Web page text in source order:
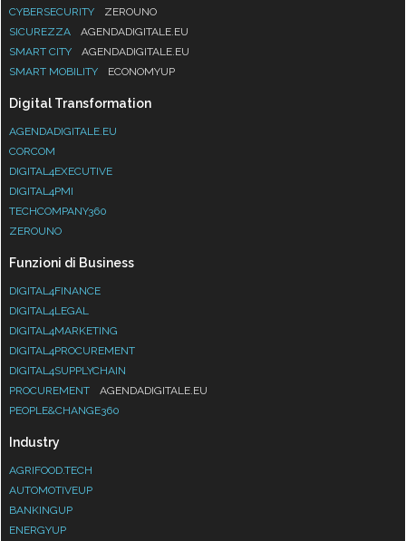
CYBERSECURITY
ZEROUNO
SICUREZZA
AGENDADIGITALE.EU
SMART CITY
AGENDADIGITALE.EU
SMART MOBILITY
ECONOMYUP
Digital Transformation
AGENDADIGITALE.EU
CORCOM
DIGITAL4EXECUTIVE
DIGITAL4PMI
TECHCOMPANY360
ZEROUNO
Funzioni di Business
DIGITAL4FINANCE
DIGITAL4LEGAL
DIGITAL4MARKETING
DIGITAL4PROCUREMENT
DIGITAL4SUPPLYCHAIN
PROCUREMENT
AGENDADIGITALE.EU
PEOPLE&CHANGE360
Industry
AGRIFOOD.TECH
AUTOMOTIVEUP
BANKINGUP
ENERGYUP